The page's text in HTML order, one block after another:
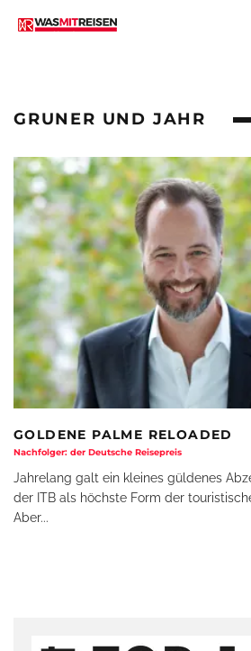
GRUNER UND JAHR
GOLDENE PALME RELOADED
Nachfolger: der Deutsche Reisepreis
Jahrelang galt ein kleines güldenes
der ITB als höchste Form der
Aber...